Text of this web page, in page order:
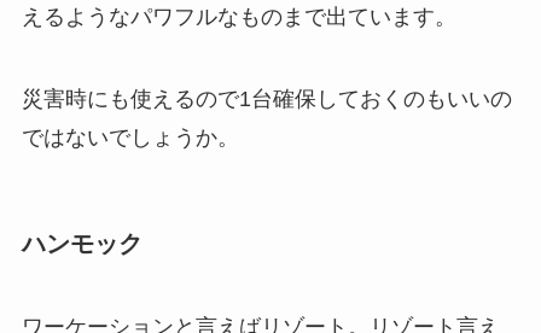
えるようなパワフルなものまで出ています。
災害時にも使えるので1台確保しておくのもいいの
ではないでしょうか。
ハンモック
ワーケーションと言えばリゾート。
リゾート言え